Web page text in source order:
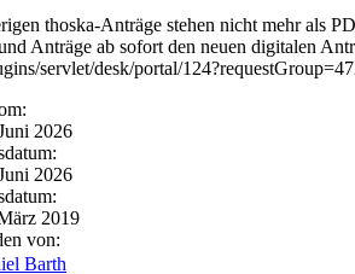
thoska-Anträge stehen nicht mehr als
Anträge ab sofort den neuen digitalen
servlet/desk/portal/
2026
2026
2019
von:
Barth